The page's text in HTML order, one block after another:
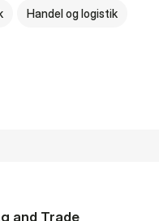
Handel og logistik
In­ter­na­tion­al Busi­ness
and Trade